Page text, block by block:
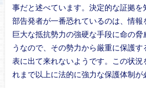
事だと述べています。決定的な証拠を
部告発者が一番恐れているのは、情報
巨大な抵抗勢力の強硬な手段に命の脅
うなので、その勢力から厳重に保護す
表に出て来れないようです。この状況
れまで以上に法的に強力な保護体制が